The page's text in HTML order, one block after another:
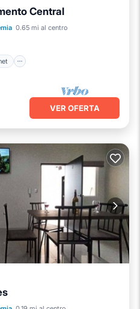
Central
0.65 mi al centro
Internet
Lavandería
VER OFERTA